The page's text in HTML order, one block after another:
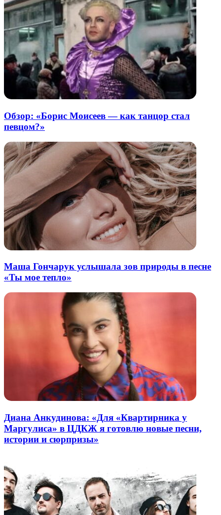
Обзор: «Борис Моисеев — как танцор стал
певцом?»
Маша Гончарук услышала зов природы в песне
«Ты мое тепло»
Диана Анкудинова: «Для «Квартирника у
Маргулиса» в ЦДКЖ я готовлю новые песни,
истории и сюрпризы»